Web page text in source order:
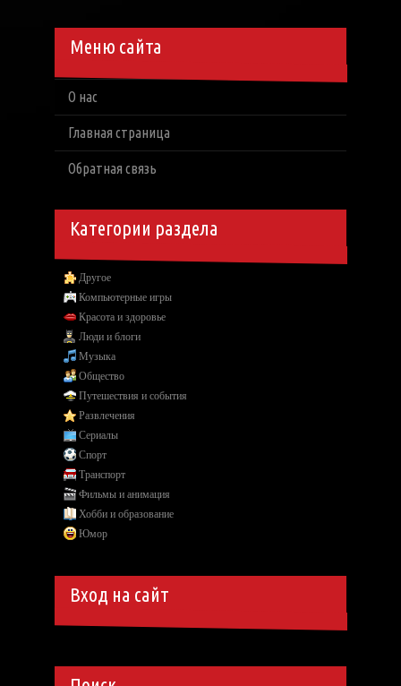
Меню сайта
О нас
Главная страница
Обратная связь
Категории раздела
Другое
Компьютерные игры
Красота и здоровье
Люди и блоги
Музыка
Общество
Путешествия и события
Развлечения
Сериалы
Спорт
Транспорт
Фильмы и анимация
Хобби и образование
Юмор
Вход на сайт